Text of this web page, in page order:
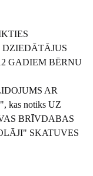
DZIEDĀTĀJUS
GADIEM BĒRNU
AR
kas notiks UZ
BRĪVDABAS
SKATUVES